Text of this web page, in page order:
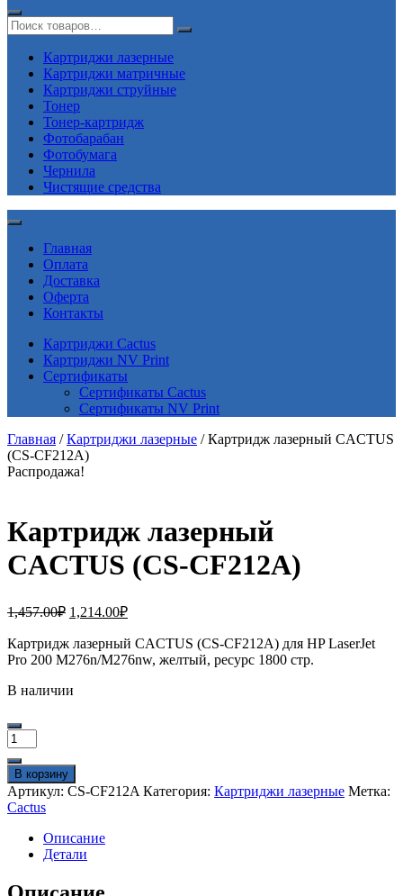
Картриджи лазерные
Картриджи матричные
Картриджи струйные
Тонер
Тонер-картридж
Фотобарабан
Фотобумага
Чернила
Чистящие средства
Главная
Оплата
Доставка
Оферта
Контакты
Картриджи Cactus
Картриджи NV Print
Сертификаты
Сертификаты Cactus
Сертификаты NV Print
Главная /Картриджи лазерные / Картридж лазерный CACTUS
(CS-CF212A)
Распродажа!
Картридж лазерный
CACTUS (CS-CF212A)
1,457.00₽ Первоначальная
составляла
1,457.00₽.
1,214.00₽Текущая
1,214.00₽.
Картридж лазерный CACTUS (CS-CF212A) для HP LaserJet
Pro 200 M276n/M276nw, желтый, ресурс 1800 стр.
В наличии
Количество
товара
Картридж
лазерный
CACTUS
(CS-
CF212A)
В корзину
Артикул: CS-CF212A Категория: Картриджи лазерные Метка:
Cactus
Описание
Детали